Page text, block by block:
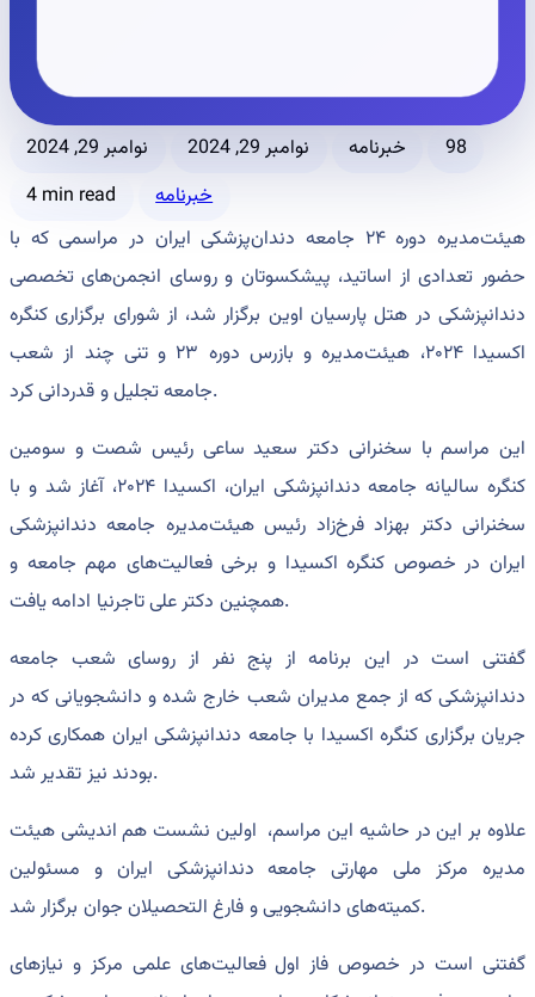
نوامبر 29, 2024 نوامبر 29, 2024 خبرنامه
98
4 min read
خبرنامه
هیئت‌مدیره دوره ۲۴ جامعه دندان‌پزشکی ایران در مراسمی که با
حضور تعدادی از اساتید، پیشکسوتان و روسای انجمن‌های تخصصی
دندانپزشکی در هتل پارسیان اوین برگزار شد، از شورای برگزاری کنگره
اکسیدا ۲۰۲۴، هیئت‌مدیره و بازرس دوره ۲۳ و تنی چند از شعب
جامعه تجلیل و قدردانی کرد.
این مراسم با سخنرانی دکتر سعید ساعی رئیس شصت و سومین
کنگره سالیانه جامعه دندانپزشکی ایران، اکسیدا ۲۰۲۴، آغاز شد و با
سخنرانی دکتر بهزاد فرخ‌زاد رئیس هیئت‌مدیره جامعه دندانپزشکی
ایران در خصوص کنگره اکسیدا و برخی فعالیت‌های مهم جامعه و
همچنین دکتر علی تاجرنیا ادامه یافت.
گفتنی است در این برنامه از پنج نفر از روسای شعب جامعه
دندانپزشکی که از جمع مدیران شعب خارج شده و دانشجویانی که در
جریان برگزاری کنگره اکسیدا با جامعه دندانپزشکی ایران همکاری کرده
بودند نیز تقدیر شد.
علاوه بر این در حاشیه این مراسم، اولین نشست هم اندیشی هیئت
مدیره مرکز ملی مهارتی جامعه دندانپزشکی ایران و مسئولین
کمیته‌های دانشجویی و فارغ التحصیلان جوان برگزار شد.
گفتنی است در خصوص فاز اول فعالیت‌های علمی مرکز و نیازهای